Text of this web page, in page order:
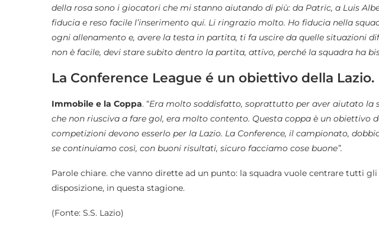
della rosa sono i giocatori che mi stanno aiutando di più: da Patric, a Luis
fiducia e reso facile l’inserimento qui. Li ringrazio molto. Ho fiducia nella
ogni allenamento e, avere la testa in partita, ti fa uscire da quelle situazioni
non è facile, devi stare subito dentro la partita, attivo, perché la squadra ha
La Conference League é un obiettivo della Lazio.
Immobile e la Coppa. “Era molto soddisfatto, soprattutto per aver aiutato la
che non riusciva a fare gol, era molto contento. Questa coppa è un obiettivo
competizioni devono esserlo per la Lazio. La Conference, il campionato,
se continuiamo così, con buoni risultati, sicuro facciamo cose buone”.
Parole chiare. che vanno dirette ad un punto: la squadra vuole centrare tutti
disposizione, in questa stagione.
(Fonte: S.S. Lazio)